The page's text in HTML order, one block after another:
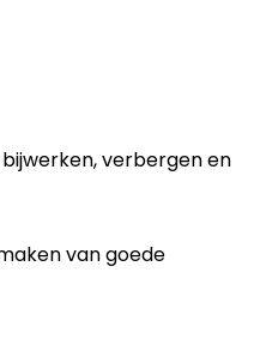
verbergen en
van goede